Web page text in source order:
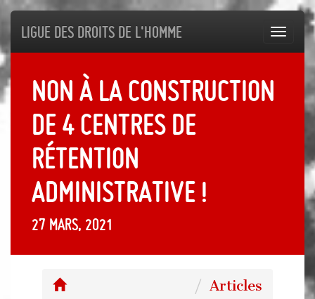
Ligue des droits de l'Homme
Non à la construction
de 4 centres de
rétention
administrative !
27 mars, 2021
Articles